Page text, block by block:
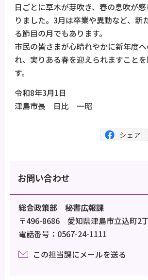
日ごとに草木が芽吹き、春の息吹が
りました。3月は卒業や異動など、新
る節目の月でもあります。
市民の皆さまが心晴れやかに新年度
れ、実りある春を迎えられますこと
す。
令和8年3月1日
津島市長 日比 一昭
お問い合わせ
総合政策部 秘書広報課
〒496-8686 愛知県津島市立込町2
電話番号：0567-24-1111
この担当課にメールを送る